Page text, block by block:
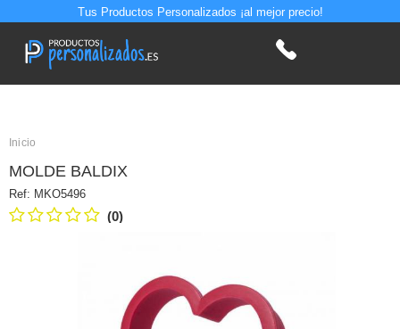
Tus Productos Personalizados ¡al mejor precio!
Inicio
MOLDE BALDIX
Ref: MKO5496
(0)